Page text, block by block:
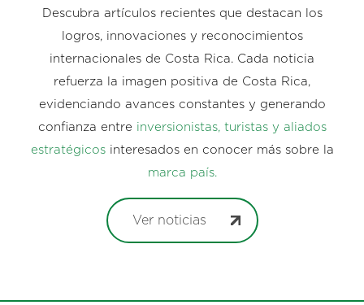
Descubra artículos recientes que destacan los
logros, innovaciones y reconocimientos
internacionales de Costa Rica. Cada noticia
refuerza la imagen positiva de Costa Rica,
evidenciando avances constantes y generando
confianza entre inversionistas, turistas y aliados
estratégicos interesados en conocer más sobre la
marca país.
Ver noticias